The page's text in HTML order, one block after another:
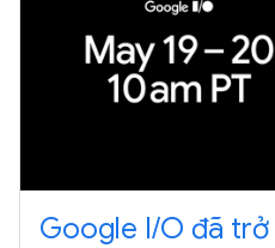
Google I/O đã trở